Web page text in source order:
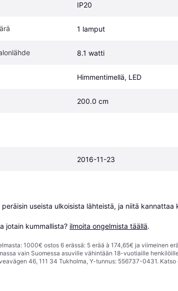
IP20
1 lamput
8.1 watti
Himmentimellä, LED
200.0 cm
2016-11-23
useista ulkoisista lähteistä, ja niitä
jotain kummallista? ilmoita ongelmista täällä.
1000€ ostos 6 erässä: 5 erää à 174,65€ ja viimeinen
vain Suomessa asuville vähintään 18-vuotiaille
46, 111 34 Tukholma, Y-tunnus: 556737-0431.